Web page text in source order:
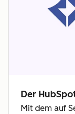
Der
Mit dem auf